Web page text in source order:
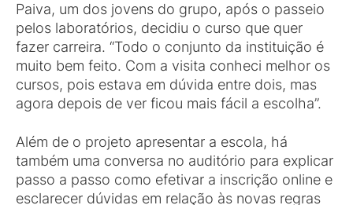
Paiva, um dos jovens do grupo, após o passeio
pelos laboratórios, decidiu o curso que quer
fazer carreira. “Todo o conjunto da instituição é
muito bem feito. Com a visita conheci melhor os
cursos, pois estava em dúvida entre dois, mas
agora depois de ver ficou mais fácil a escolha”.
Além de o projeto apresentar a escola, há
também uma conversa no auditório para explicar
passo a passo como efetivar a inscrição online e
esclarecer dúvidas em relação às novas regras